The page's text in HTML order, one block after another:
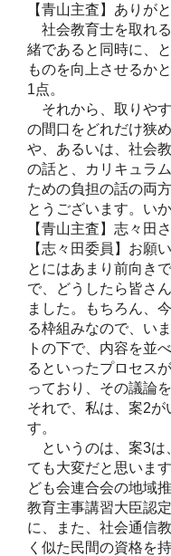
【青山主査】ありが
社会教育士を取れ
緒であると同時に、
ものを向上させるか
1点。
それから、取りや
の間口をどれだけ狭
や、あるいは、社会
の話と、カリキュラ
ための負担の話の両
とうございます。い
【青山主査】志々田
【志々田委員】お願
とにはあまり前向き
で、どうしたら皆さ
ました。もちろん、
る枠組みなので、い
トの下で、内容を並
るといったプロセス
っており、その議論
それで、私は、案2が
す。
というのは、案3は
ても大変だと思いま
ども会連合会の地域
教育主事講習大臣認
に、また、社会通信
く似た民間の資格を